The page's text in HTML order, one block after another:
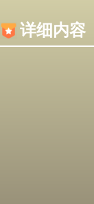
详细内容